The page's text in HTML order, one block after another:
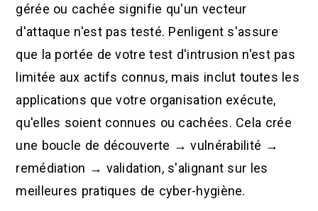
gérée ou cachée signifie qu'un vecteur
d'attaque n'est pas testé. Penligent s'assure
que la portée de votre test d'intrusion n'est pas
limitée aux actifs connus, mais inclut toutes les
applications que votre organisation exécute,
qu'elles soient connues ou cachées. Cela crée
une boucle de découverte → vulnérabilité →
remédiation → validation, s'alignant sur les
meilleures pratiques de cyber-hygiène.